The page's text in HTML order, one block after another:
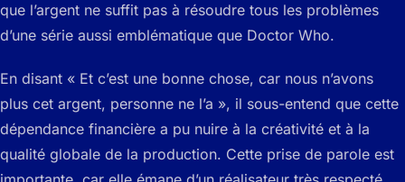
que l’argent ne suffit pas à résoudre tous les problèmes
d’une série aussi emblématique que Doctor Who.
En disant « Et c’est une bonne chose, car nous n’avons
plus cet argent, personne ne l’a », il sous-entend que cette
dépendance financière a pu nuire à la créativité et à la
qualité globale de la production. Cette prise de parole est